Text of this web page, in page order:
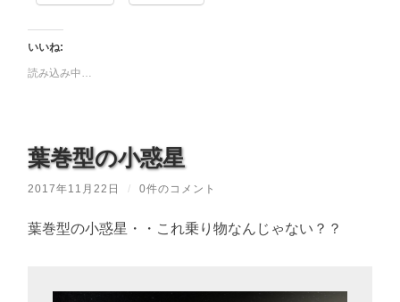
いいね:
読み込み中…
葉巻型の小惑星
2017年11月22日 / 0件のコメント
葉巻型の小惑星・・これ乗り物なんじゃない？？